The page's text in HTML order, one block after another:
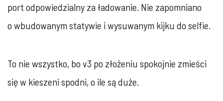
port odpowiedzialny za ładowanie. Nie zapomniano
o wbudowanym statywie i wysuwanym kijku do selfie.
To nie wszystko, bo v3 po złożeniu spokojnie zmieści
się w kieszeni spodni, o ile są duże.